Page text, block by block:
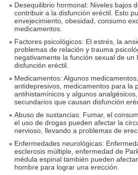
Desequilibrio hormonal: Niveles bajos
contribuir a la disfunción eréctil. Esto
envejecimiento, obesidad, consumo
medicamentos.
Factores psicológicos: El estrés, la
problemas de relación y trauma
negativamente la función sexual de un
disfunción eréctil.
Medicamentos: Algunos
antidepresivos, medicamentos para la
antihistamínicos y algunos
secundarios que causan disfunción
Abuso de sustancias: Fumar, el
el uso de drogas pueden afectar la
nervioso, llevando a problemas de
Enfermedades neurológicas:
esclerosis múltiple, enfermedad de
médula espinal también pueden
hombre para lograr una erección.